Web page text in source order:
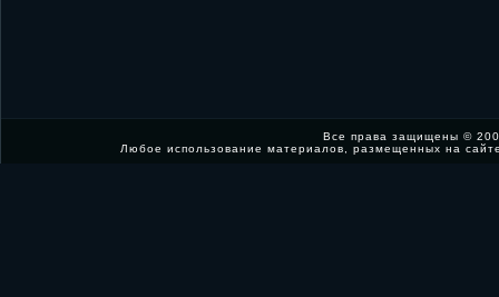
Все права защищены ©
Любое использование материалов, размещенных на